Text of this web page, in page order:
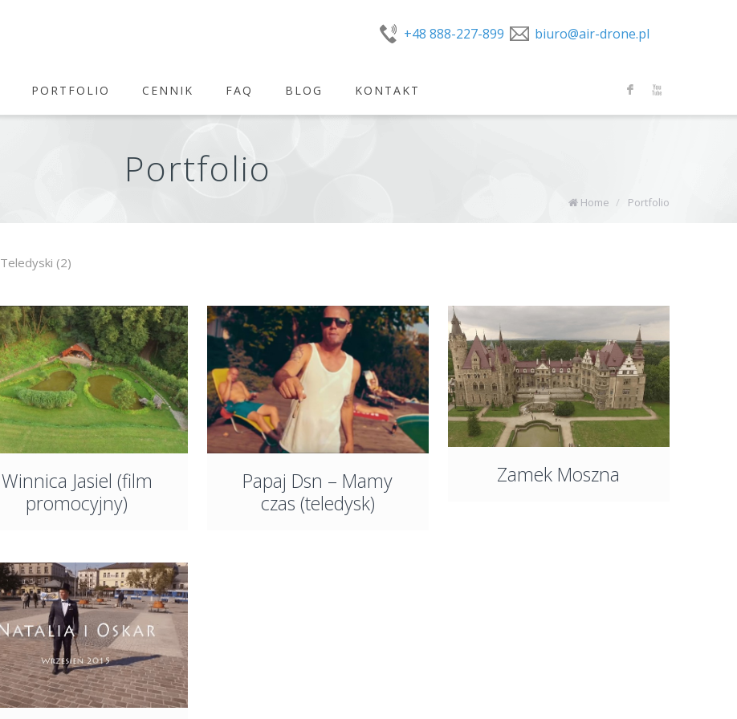
F X
+48 888-227-899 biuro@air-drone.pl
PORTFOLIO CENNIK FAQ BLOG KONTAKT
Portfolio
Home / Portfolio
Teledyski (2)
Winnica Jasiel (film
promocyjny)
Papaj Dsn – Mamy
czas (teledysk)
Zamek Moszna